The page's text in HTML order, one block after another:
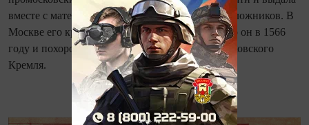
вместе с матерью Ивану Грозному в качестве заложников. В
Москве его крестили с именем Александр. Умер он в 1566
году и похоронен в Архангельском соборе Московского
Кремля.